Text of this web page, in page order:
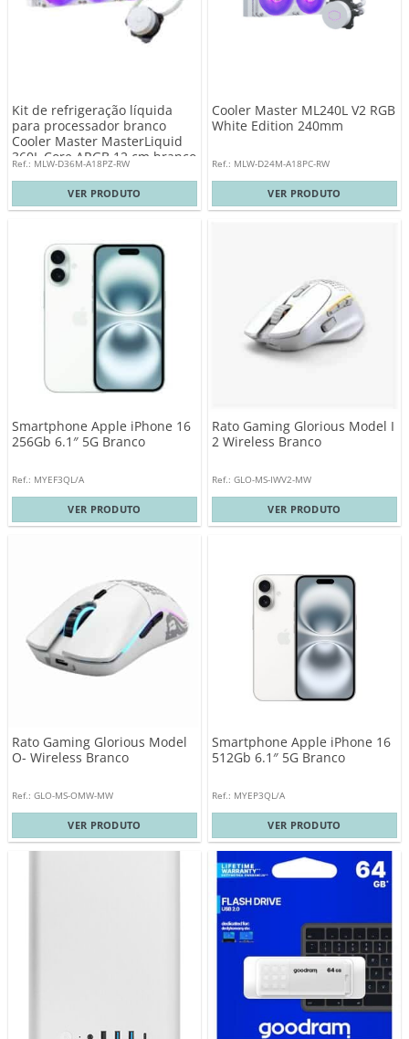
Kit de refrigeração líquida
para processador branco
Cooler Master MasterLiquid
360L Core ARGB 12 cm branco
Ref.: MLW-D36M-A18PZ-RW
VER PRODUTO
Cooler Master ML240L V2 RGB
White Edition 240mm
Ref.: MLW-D24M-A18PC-RW
VER PRODUTO
Smartphone Apple iPhone 16
256Gb 6.1″ 5G Branco
Ref.: MYEF3QL/A
VER PRODUTO
Rato Gaming Glorious Model I
2 Wireless Branco
Ref.: GLO-MS-IWV2-MW
VER PRODUTO
Rato Gaming Glorious Model
O- Wireless Branco
Ref.: GLO-MS-OMW-MW
VER PRODUTO
Smartphone Apple iPhone 16
512Gb 6.1″ 5G Branco
Ref.: MYEP3QL/A
VER PRODUTO